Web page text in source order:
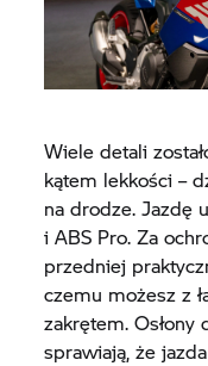
Wiele detali
kątem lekkości –
na drodze. Jazdę
i ABS Pro. Za
przedniej
czemu możesz z
zakrętem. Osłony
sprawiają, że